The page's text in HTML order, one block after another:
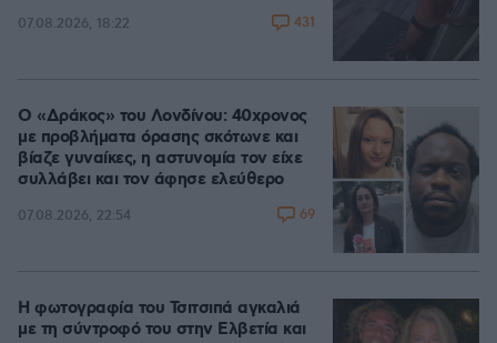
07.08.2026, 18:22 431
Ο «Δράκος» του Λονδίνου: 40χρονος
με προβλήματα όρασης σκότωνε και
βίαζε γυναίκες, η αστυνομία τον είχε
συλλάβει και τον άφησε ελεύθερο
07.08.2026, 22:54 69
Η φωτογραφία του Τσιτσιπά αγκαλιά
με τη σύντροφό του στην Ελβετία και